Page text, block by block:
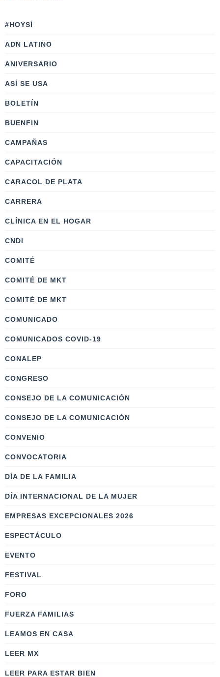
#HOYSÍ
ADN LATINO
ANIVERSARIO
ASÍ SE USA
BOLETÍN
BUENFIN
CAMPAÑAS
CAPACITACIÓN
CARACOL DE PLATA
CARRERA
CLÍNICA EN EL HOGAR
CNDI
COMITÉ
COMITÉ DE MKT
COMITÉ DE MKT
COMUNICADO
COMUNICADOS COVID-19
CONALEP
CONGRESO
CONSEJO DE LA COMUNICACIÓN
CONSEJO DE LA COMUNICACIÓN
CONVENIO
CONVOCATORIA
DÍA DE LA FAMILIA
DÍA INTERNACIONAL DE LA MUJER
EMPRESAS EXCEPCIONALES 2026
ESPECTÁCULO
EVENTO
FESTIVAL
FORO
FUERZA FAMILIAS
LEAMOS EN CASA
LEER MX
LEER PARA ESTAR BIEN